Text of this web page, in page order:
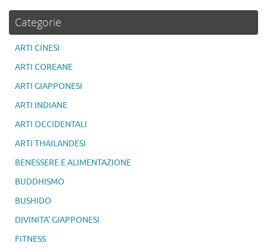
Categorie
ARTI CINESI
ARTI COREANE
ARTI GIAPPONESI
ARTI INDIANE
ARTI OCCIDENTALI
ARTI THAILANDESI
BENESSERE E ALIMENTAZIONE
BUDDHISMO
BUSHIDO
DIVINITA' GIAPPONESI
FITNESS